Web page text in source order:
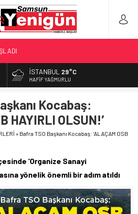
HEDEF 5’İNCİLİK!
YAPIN!’
YAPILAN EN BÜYÜK HATALAR
İSTANBUL 29°C
HAFIF YAĞMURLU
Kocabaş:
HAYIRLI OLSUN!’
» Bafra TSO Başkanı Kocabaş: ‘ALAÇAM OSB
‘Organize Sanayi
yönelik önemli bir adım atıldı